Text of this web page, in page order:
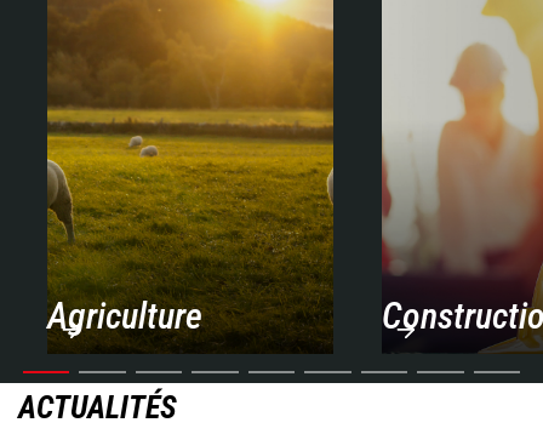
Agriculture
ACTUALITÉS